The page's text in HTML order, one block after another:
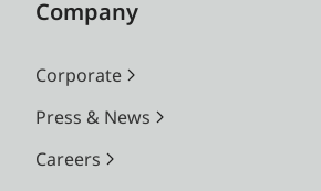
Company
Corporate
Press & News
Careers